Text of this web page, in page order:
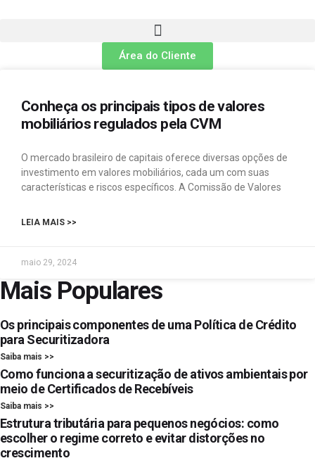
Área do Cliente
Conheça os principais tipos de valores
mobiliários regulados pela CVM
O mercado brasileiro de capitais oferece diversas opções de
investimento em valores mobiliários, cada um com suas
características e riscos específicos. A Comissão de Valores
LEIA MAIS >>
maio 29, 2024
Mais Populares
Os principais componentes de uma Política de Crédito
para Securitizadora
Saiba mais >>
Como funciona a securitização de ativos ambientais por
meio de Certificados de Recebíveis
Saiba mais >>
Estrutura tributária para pequenos negócios: como
escolher o regime correto e evitar distorções no
crescimento